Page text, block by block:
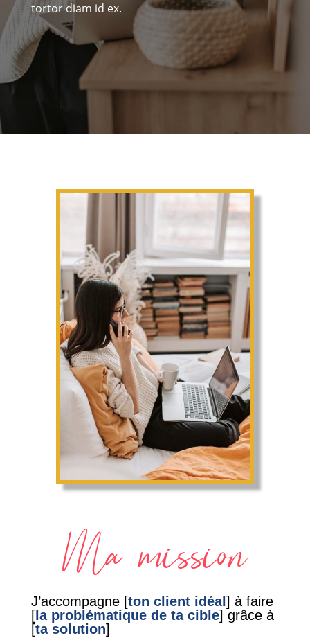
tortor diam id ex.
Ma mission
J’accompagne [ton client idéal ] à faire
[la problématique de ta cible] grâce à
[ta solution]